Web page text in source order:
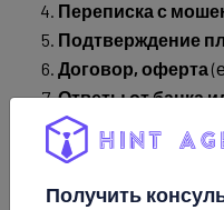
Переписка с
Подтверждение
Договор, оферта
Ответы от банка
Чем больше
Получить